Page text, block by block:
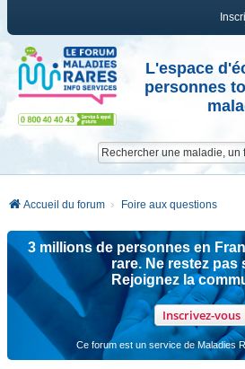
L'espace
personnes
Accueil du forum Foire aux questions
3 millions de personnes en
rare. Ne restez pas
Rejoignez la
Inscrivez-vous
Ce forum est un service de Maladies